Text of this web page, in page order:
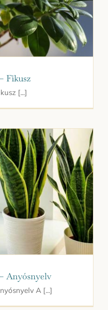
Fikusz
[...]
Anyósnyelv
A [...]